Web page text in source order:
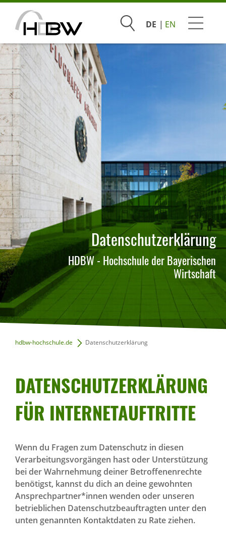
SuchenDE EN
Studium
Beratung & Bewerbung
Praxis & Unternehmen
Hochschule
Infoveranstaltungen
Datenschutzerklärung
HDBW - Hochschule der Bayerischen
Wirtschaft
hdbw-hochschule.de Datenschutzerklärung
DATEN­SCHUT­Z­ER­KLÄ­RUNG
FÜR INTER­NET­AUF­TRITTE
Wenn du Fragen zum Datenschutz in diesen
Verarbeitungsvorgängen hast oder Unterstützung
bei der Wahrnehmung deiner Betroffenenrechte
benötigst, kannst du dich an deine gewohnten
Ansprechpartner*innen wenden oder unseren
betrieblichen Datenschutzbeauftragten unter den
unten genannten Kontaktdaten zu Rate ziehen.